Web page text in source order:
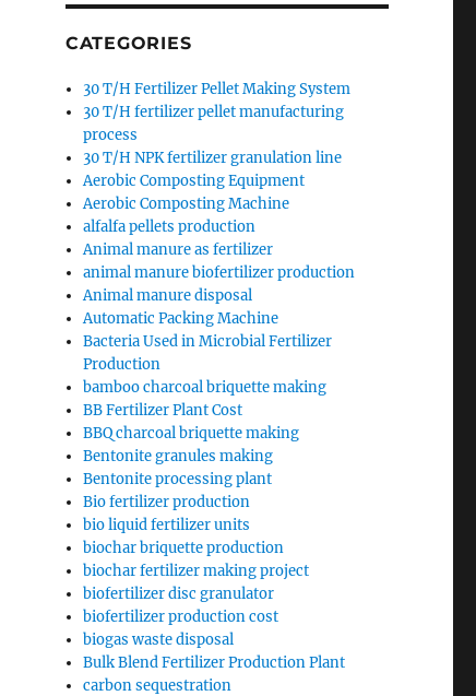
CATEGORIES
30 T/H Fertilizer Pellet Making System
30 T/H fertilizer pellet manufacturing
process
30 T/H NPK fertilizer granulation line
Aerobic Composting Equipment
Aerobic Composting Machine
alfalfa pellets production
Animal manure as fertilizer
animal manure biofertilizer production
Animal manure disposal
Automatic Packing Machine
Bacteria Used in Microbial Fertilizer
Production
bamboo charcoal briquette making
BB Fertilizer Plant Cost
BBQ charcoal briquette making
Bentonite granules making
Bentonite processing plant
Bio fertilizer production
bio liquid fertilizer units
biochar briquette production
biochar fertilizer making project
biofertilizer disc granulator
biofertilizer production cost
biogas waste disposal
Bulk Blend Fertilizer Production Plant
carbon sequestration